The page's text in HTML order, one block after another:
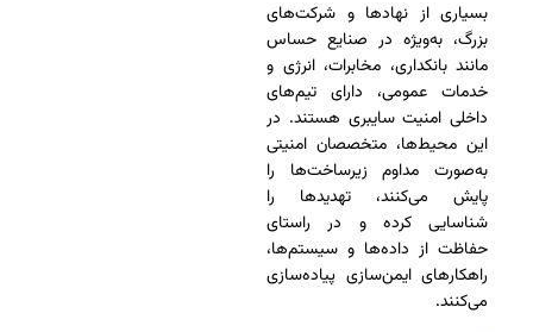
بسیاری از نهادها و شرکت‌های
بزرگ، به‌ویژه در صنایع حساس
مانند بانکداری، مخابرات، انرژی و
خدمات عمومی، دارای تیم‌های
داخلی امنیت سایبری هستند. در
این محیط‌ها، متخصصان امنیتی
به‌صورت مداوم زیرساخت‌ها را
پایش می‌کنند، تهدیدها را
شناسایی کرده و در راستای
حفاظت از داده‌ها و سیستم‌ها،
راهکارهای ایمن‌سازی پیاده‌سازی
می‌کنند.